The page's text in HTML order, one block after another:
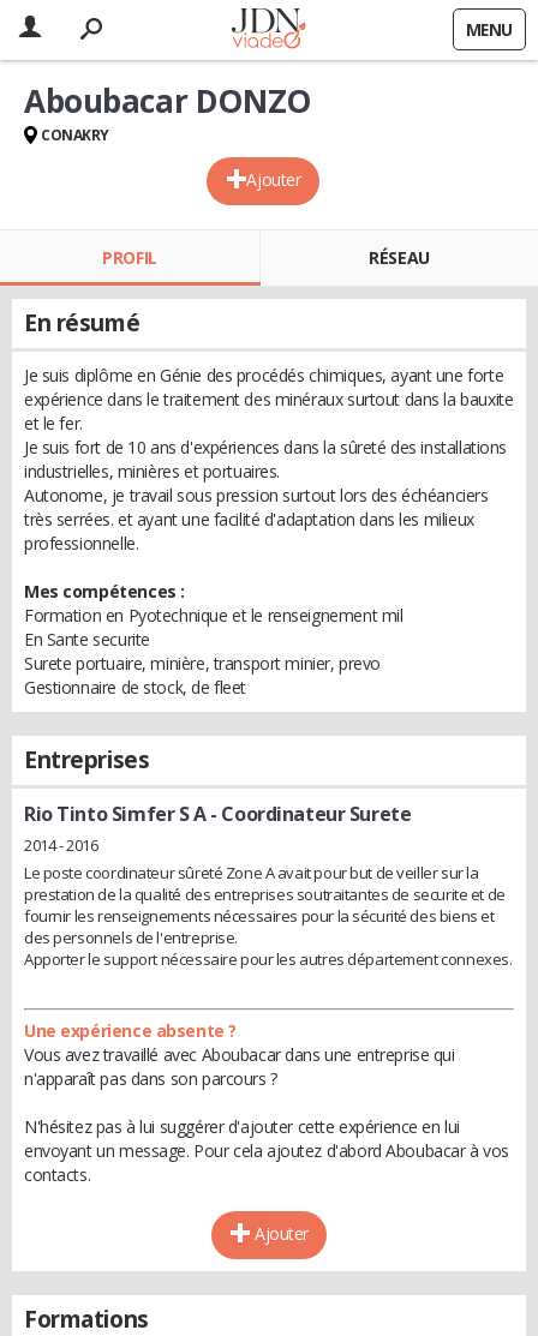
MENU
Ajouter
Aboubacar DONZO
CONAKRY
PROFIL RÉSEAU
En résumé
Je suis diplôme en Génie des procédés chimiques, ayant une forte
expérience dans le traitement des minéraux surtout dans la bauxite
et le fer.
Je suis fort de 10 ans d'expériences dans la sûreté des installations
industrielles, minières et portuaires.
Autonome, je travail sous pression surtout lors des échéanciers
très serrées. et ayant une facilité d'adaptation dans les milieux
professionnelle.
Mes compétences :
Formation en Pyotechnique et le renseignement mil
En Sante securite
Surete portuaire, minière, transport minier, prevo
Gestionnaire de stock, de fleet
Entreprises
Rio Tinto Simfer S A- Coordinateur Surete
2014 - 2016
Le poste coordinateur sûreté Zone A avait pour but de veiller sur la
prestation de la qualité des entreprises soutraitantes de securite et de
fournir les renseignements nécessaires pour la sécurité des biens et
des personnels de l'entreprise.
Apporter le support nécessaire pour les autres département connexes.
Une expérience absente ?
Vous avez travaillé avec Aboubacar dans une entreprise qui
n'apparaît pas dans son parcours ?
N'hésitez pas à lui suggérer d'ajouter cette expérience en lui
envoyant un message. Pour cela ajoutez d'abord Aboubacar à vos
contacts.
Ajouter
Formations